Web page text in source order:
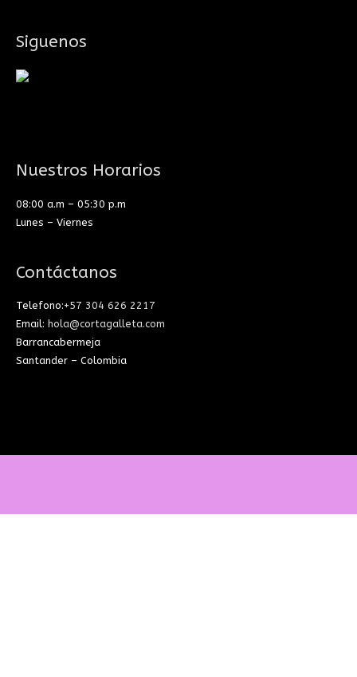
Siguenos
Nuestros Horarios
08:00 a.m – 05:30 p.m
Lunes – Viernes
Contáctanos
Telefono:+57 304 626 2217
Email: hola@cortagalleta.com
Barrancabermeja
Santander – Colombia